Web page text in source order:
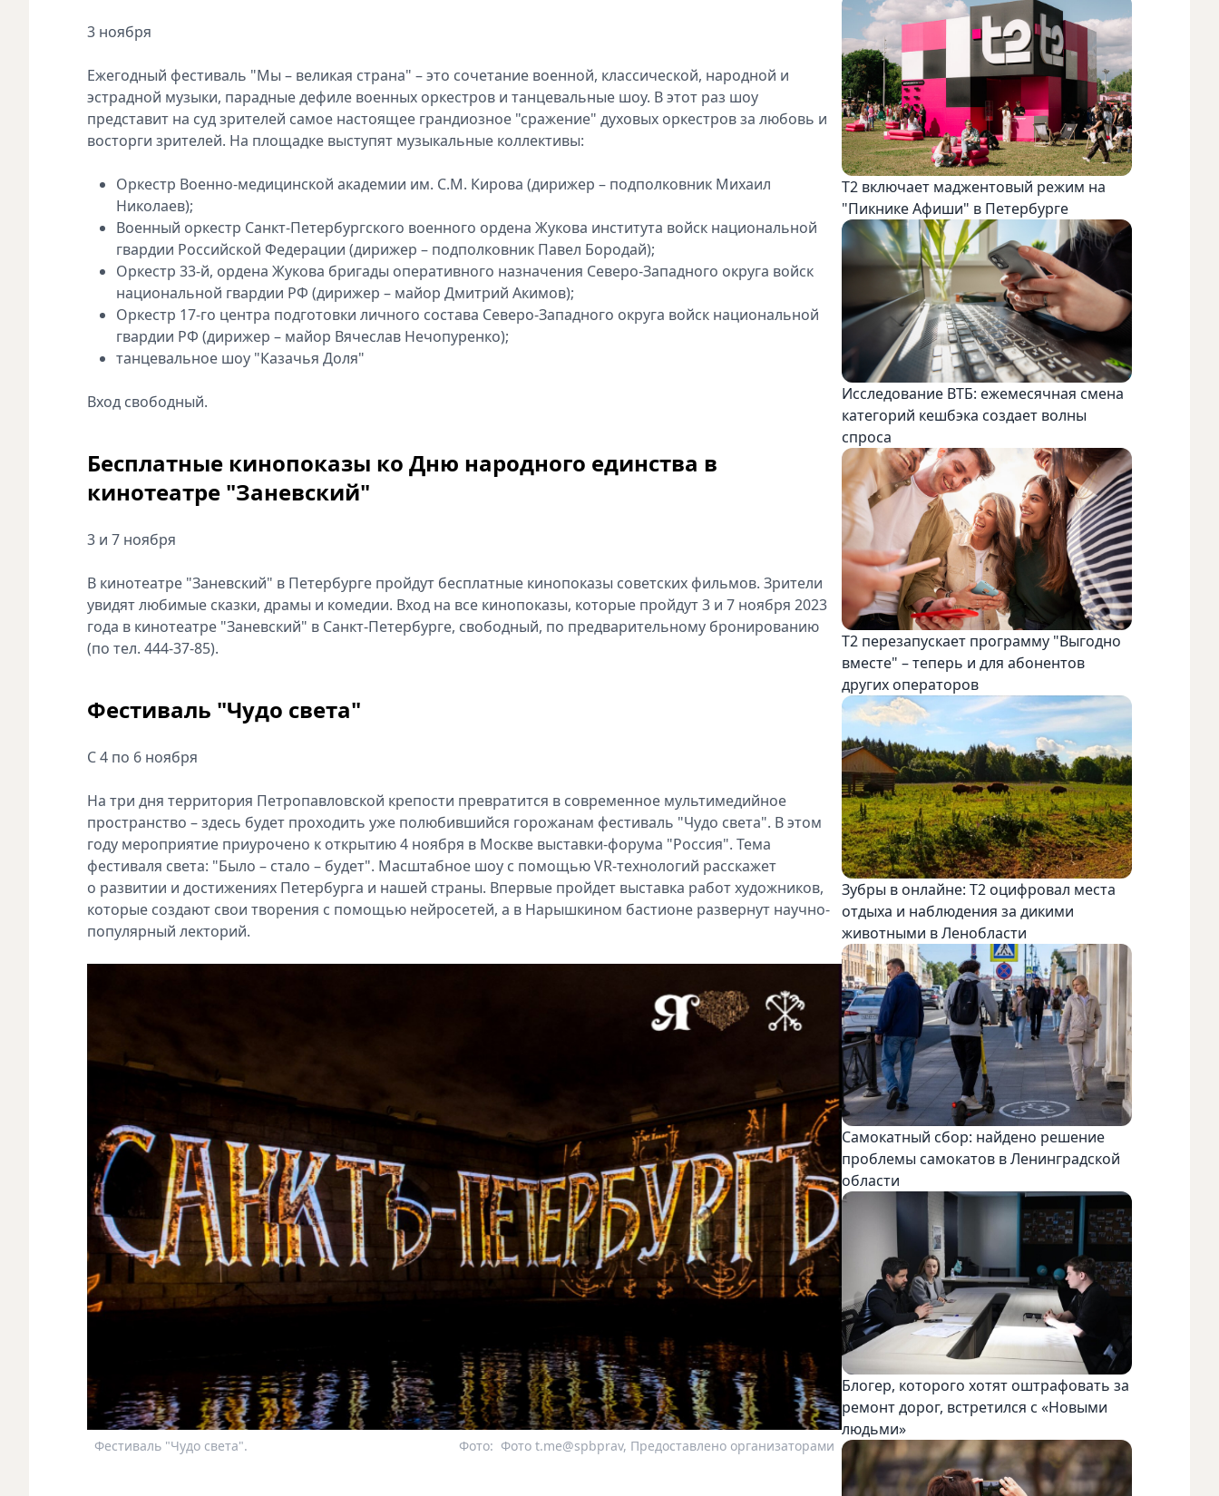
3 ноября
Ежегодный фестиваль "Мы – великая страна" – это сочетание военной, классической, народной и
эстрадной музыки, парадные дефиле военных оркестров и танцевальные шоу. В этот раз шоу
представит на суд зрителей самое настоящее грандиозное "сражение" духовых оркестров за любовь и
восторги зрителей. На площадке выступят музыкальные коллективы:
Оркестр Военно-медицинской академии им. С.М. Кирова (дирижер – подполковник Михаил
Николаев);
Военный оркестр Санкт-Петербургского военного ордена Жукова института войск национальной
гвардии Российской Федерации (дирижер – подполковник Павел Бородай);
Оркестр 33-й, ордена Жукова бригады оперативного назначения Северо-Западного округа войск
национальной гвардии РФ (дирижер – майор Дмитрий Акимов);
Оркестр 17-го центра подготовки личного состава Северо-Западного округа войск национальной
гвардии РФ (дирижер – майор Вячеслав Нечопуренко);
танцевальное шоу "Казачья Доля"
Вход свободный.
Бесплатные кинопоказы ко Дню народного единства в
кинотеатре "Заневский"
3 и 7 ноября
В кинотеатре "Заневский" в Петербурге пройдут бесплатные кинопоказы советских фильмов. Зрители
увидят любимые сказки, драмы и комедии. Вход на все кинопоказы, которые пройдут 3 и 7 ноября 2023
года в кинотеатре "Заневский" в Санкт-Петербурге, свободный, по предварительному бронированию
(по тел. 444-37-85).
Фестиваль "Чудо света"
С 4 по 6 ноября
На три дня территория Петропавловской крепости превратится в современное мультимедийное
пространство – здесь будет проходить уже полюбившийся горожанам фестиваль "Чудо света". В этом
году мероприятие приурочено к открытию 4 ноября в Москве выставки-форума "Россия". Тема
фестиваля света: "Было – стало – будет". Масштабное шоу с помощью VR-технологий расскажет
о развитии и достижениях Петербурга и нашей страны. Впервые пройдет выставка работ художников,
которые создают свои творения с помощью нейросетей, а в Нарышкином бастионе развернут научно-
популярный лекторий.
Фестиваль "Чудо света". Фото t.me@spbprav, Предоставлено организаторами
Фото:
Т2 включает маджентовый режим на
"Пикнике Афиши" в Петербурге
Исследование ВТБ: ежемесячная смена
категорий кешбэка создает волны
спроса
Т2 перезапускает программу "Выгодно
вместе" – теперь и для абонентов
других операторов
Зубры в онлайне: Т2 оцифровал места
отдыха и наблюдения за дикими
животными в Ленобласти
Самокатный сбор: найдено решение
проблемы самокатов в Ленинградской
области
Блогер, которого хотят оштрафовать за
ремонт дорог, встретился с «Новыми
людьми»